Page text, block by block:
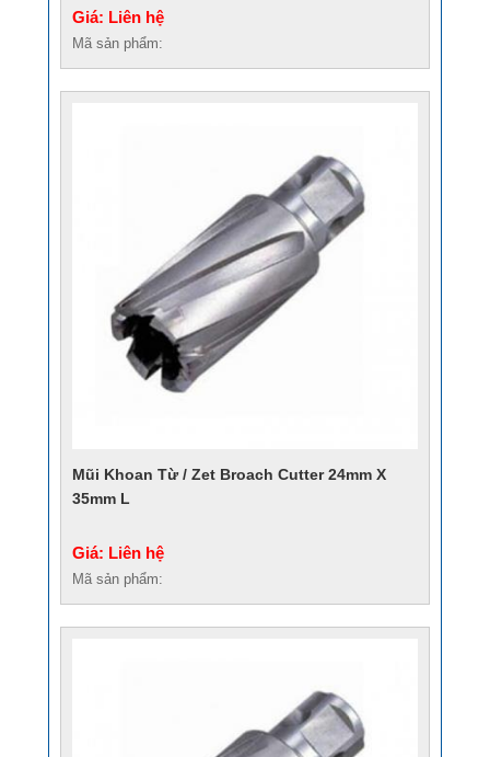
Giá: Liên hệ
Mã sản phẩm:
Mũi Khoan Từ / Zet Broach Cutter 24mm X
35mm L
Giá: Liên hệ
Mã sản phẩm: